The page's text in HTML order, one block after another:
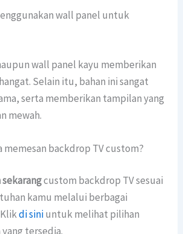
wall panel untuk
wall panel kayu memberikan
Selain itu, bahan ini sangat
serta memberikan tampilan yang
mewah.
memesan backdrop TV custom?
sekarangcustom backdrop TV sesuai
kamu melalui berbagai
di siniuntuk melihat pilihan
tersedia.